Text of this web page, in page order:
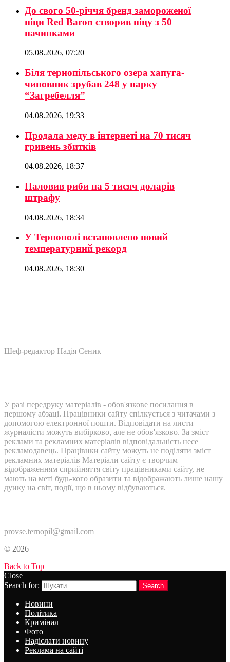
До свого 50-річчя бренд замороженої
піци Red Baron створив піцу з 50
начинками
05.08.2026, 07:20
Біля тернопільського озера хапуга-
чиновник зрубав 248 у парку
“Загребелля”
04.08.2026, 19:33
Продала меду в інтернеті на 70 тисяч
гривень збитків
04.08.2026, 18:37
Наловив риби на 5 тисяч доларів
штрафу
04.08.2026, 18:34
У Тернополі встановлено новий
температурний рекорд
04.08.2026, 18:30
Шеф-редактор Надія Сеник
У разі передруку матеріалів - обов'язкове посилання в
першому абзаці. Працівники сайту спілкується з читачами з
допомогою електронної пошти. Відповідати на листи
журналісти можуть вибірково, але не обов'язково. За зміст
реклами та рекламних матеріалів відповідальність несе
рекламодавець. Працівнки сайту можуть не поділяти зміст
рекламних матеріалів Матеріали сайту є творчим
відображенням сприйняття світу працівниками сайту, не
мають на меті будь-кого образити та відображають лише нашу
дуику на світ, події, що в ньому відбуваються.
provse.ternopil@gmail.com
© 2026
Back to Top
Close
Search for:
Search
Новини
Політика
Кримінал
Фото
Надіслати новину
Реклама на сайті